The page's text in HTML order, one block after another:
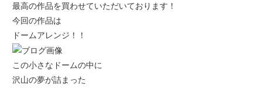
最高の作品を買わせていただいております！
今回の作品は
ドームアレンジ！！
この小さなドームの中に
沢山の夢が詰まった